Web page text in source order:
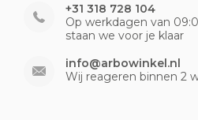
+31 318 728 104
Op werkdagen van
staan we voor je klaar
info@arbowinkel.nl
Wij reageren binnen 2